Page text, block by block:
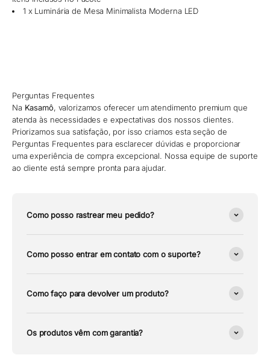
1 x Luminária de Mesa Minimalista Moderna LED
Perguntas Frequentes
Na Kasamô, valorizamos oferecer um atendimento premium que
atenda às necessidades e expectativas dos nossos clientes.
Priorizamos sua satisfação, por isso criamos esta seção de
Perguntas Frequentes para esclarecer dúvidas e proporcionar
uma experiência de compra excepcional. Nossa equipe de suporte
ao cliente está sempre pronta para ajudar.
Como posso rastrear meu pedido?
Como posso entrar em contato com o suporte?
Como faço para devolver um produto?
Os produtos vêm com garantia?